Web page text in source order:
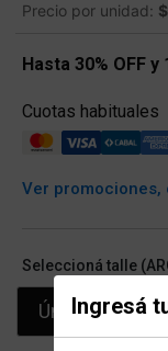
Ingresá
Precio por unidad:
Hasta 30% OFF
Cuotas habituales
Ver promociones,
Seleccioná talle
Único